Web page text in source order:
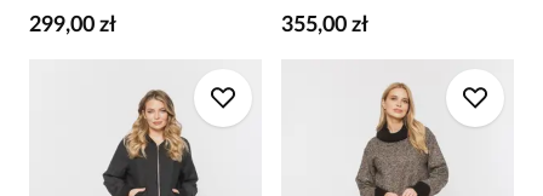
299,00 zł 355,00 zł